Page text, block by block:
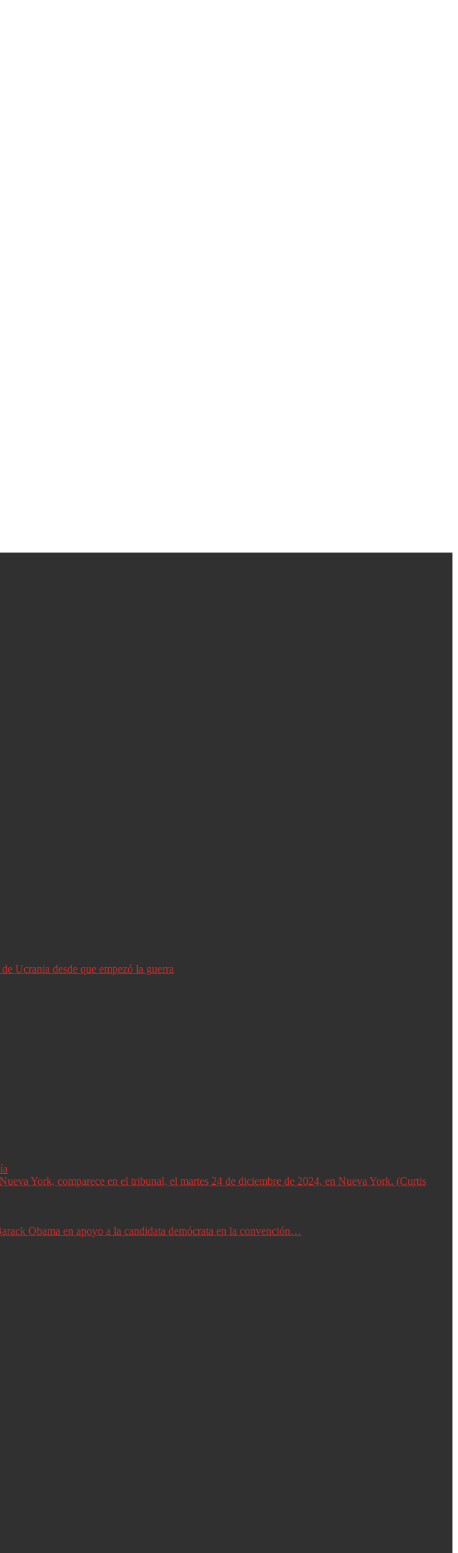
Ucrania desde que empezó la guerra
Obama en apoyo a la candidata demócrata en la convención…